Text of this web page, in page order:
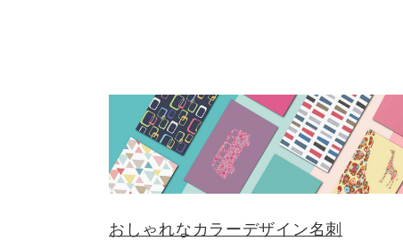
おしゃれなカラーデザイン名刺